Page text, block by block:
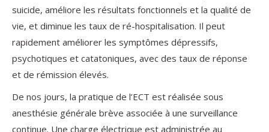
suicide, améliore les résultats fonctionnels et la qualité de
vie, et diminue les taux de ré-hospitalisation. Il peut
rapidement améliorer les symptômes dépressifs,
psychotiques et catatoniques, avec des taux de réponse
et de rémission élevés.
De nos jours, la pratique de l’ECT est réalisée sous
anesthésie générale brève associée à une surveillance
continue. Une charge électrique est administrée au